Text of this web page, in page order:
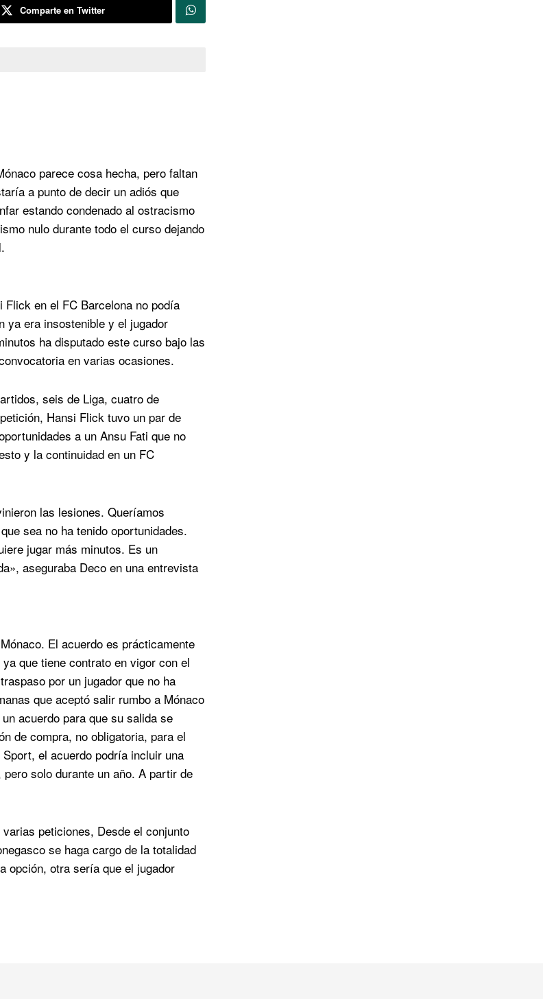
Comparte en Twitter
parece cosa hecha, pero faltan
a punto de decir un adiós que
estando condenado al ostracismo
nulo durante todo el curso dejando
en el FC Barcelona no podía
ya era insostenible y el jugador
ha disputado este curso bajo las
en varias ocasiones.
seis de Liga, cuatro de
Hansi Flick tuvo un par de
a un Ansu Fati que no
y la continuidad en un FC
las lesiones. Queríamos
sea no ha tenido oportunidades.
jugar más minutos. Es un
aseguraba Deco en una entrevista
El acuerdo es prácticamente
que tiene contrato en vigor con el
por un jugador que no ha
que aceptó salir rumbo a Mónaco
acuerdo para que su salida se
de compra, no obligatoria, para el
el acuerdo podría incluir una
solo durante un año. A partir de
peticiones, Desde el conjunto
se haga cargo de la totalidad
opción, otra sería que el jugador